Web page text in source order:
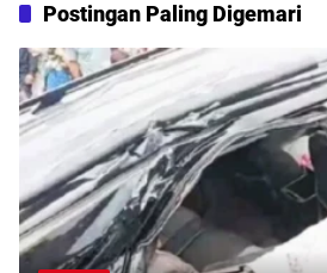
Postingan Paling Digemari